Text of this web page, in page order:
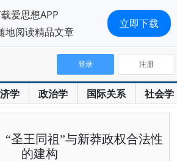
学 政治学 国际关系 社会学
登录 注册
“圣王同祖”与新莽政权合法性
的建构
爱思想APP
地阅读精品文章
立即下载